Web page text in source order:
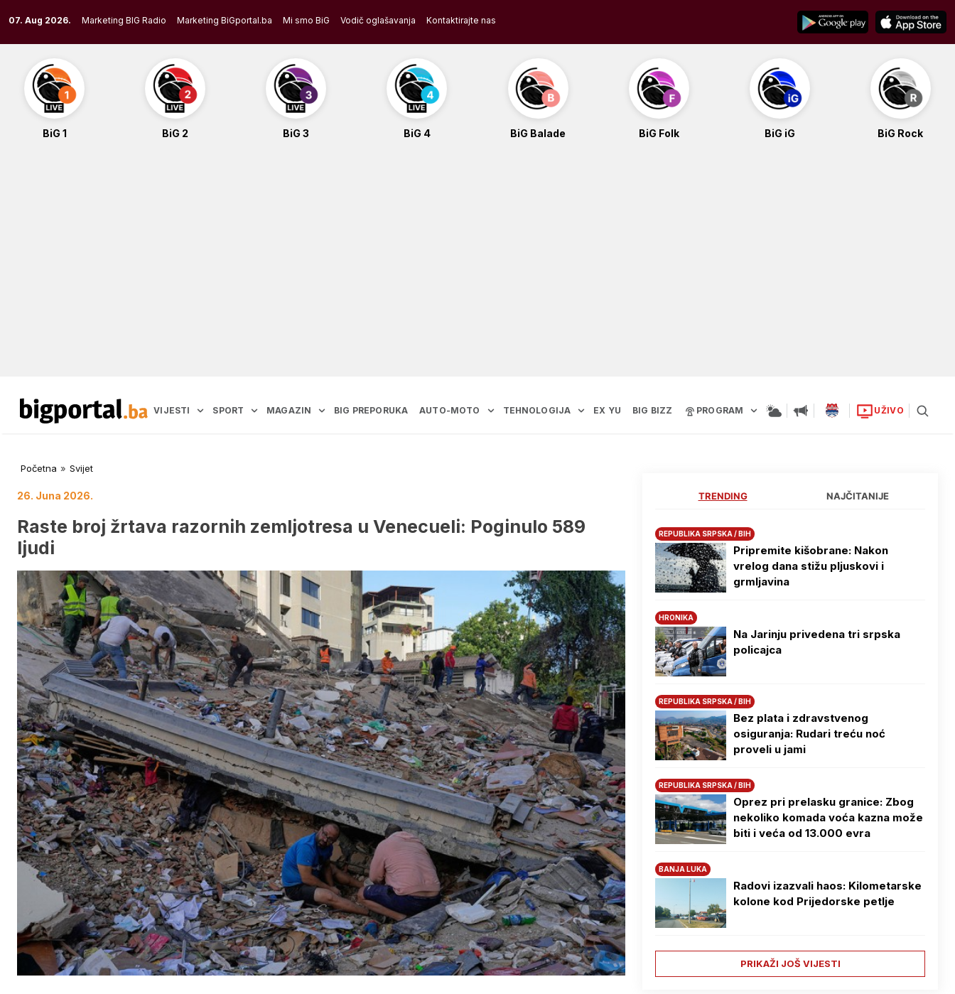
to
content
07. Aug 2026. Marketing BIG Radio Marketing BiGportal.ba Mi smo BiG Vodič oglašavanja Kontaktirajte nas
BiG 1 BiG 2 BiG 3 BiG 4 BiG Balade BiG Folk BiG iG BiG Rock
VIJESTI SPORT MAGAZIN BIG PREPORUKA AUTO-MOTO TEHNOLOGIJA EX YU BIG BIZZ PROGRAM UŽIVO
Početna » Svijet
26. Juna 2026.
Raste broj žrtava razornih zemljotresa u Venecueli: Poginulo 589
ljudi
TRENDING NAJČITANIJE
REPUBLIKA SRPSKA / BIH
Pripremite kišobrane: Nakon
vrelog dana stižu pljuskovi i
grmljavina
HRONIKA
Na Јarinju privedena tri srpska
policajca
REPUBLIKA SRPSKA / BIH
Bez plata i zdravstvenog
osiguranja: Rudari treću noć
proveli u jami
REPUBLIKA SRPSKA / BIH
Oprez pri prelasku granice: Zbog
nekoliko komada voća kazna može
biti i veća od 13.000 evra
BANJA LUKA
Radovi izazvali haos: Kilometarske
kolone kod Prijedorske petlje
PRIKAŽI JOŠ VIJESTI